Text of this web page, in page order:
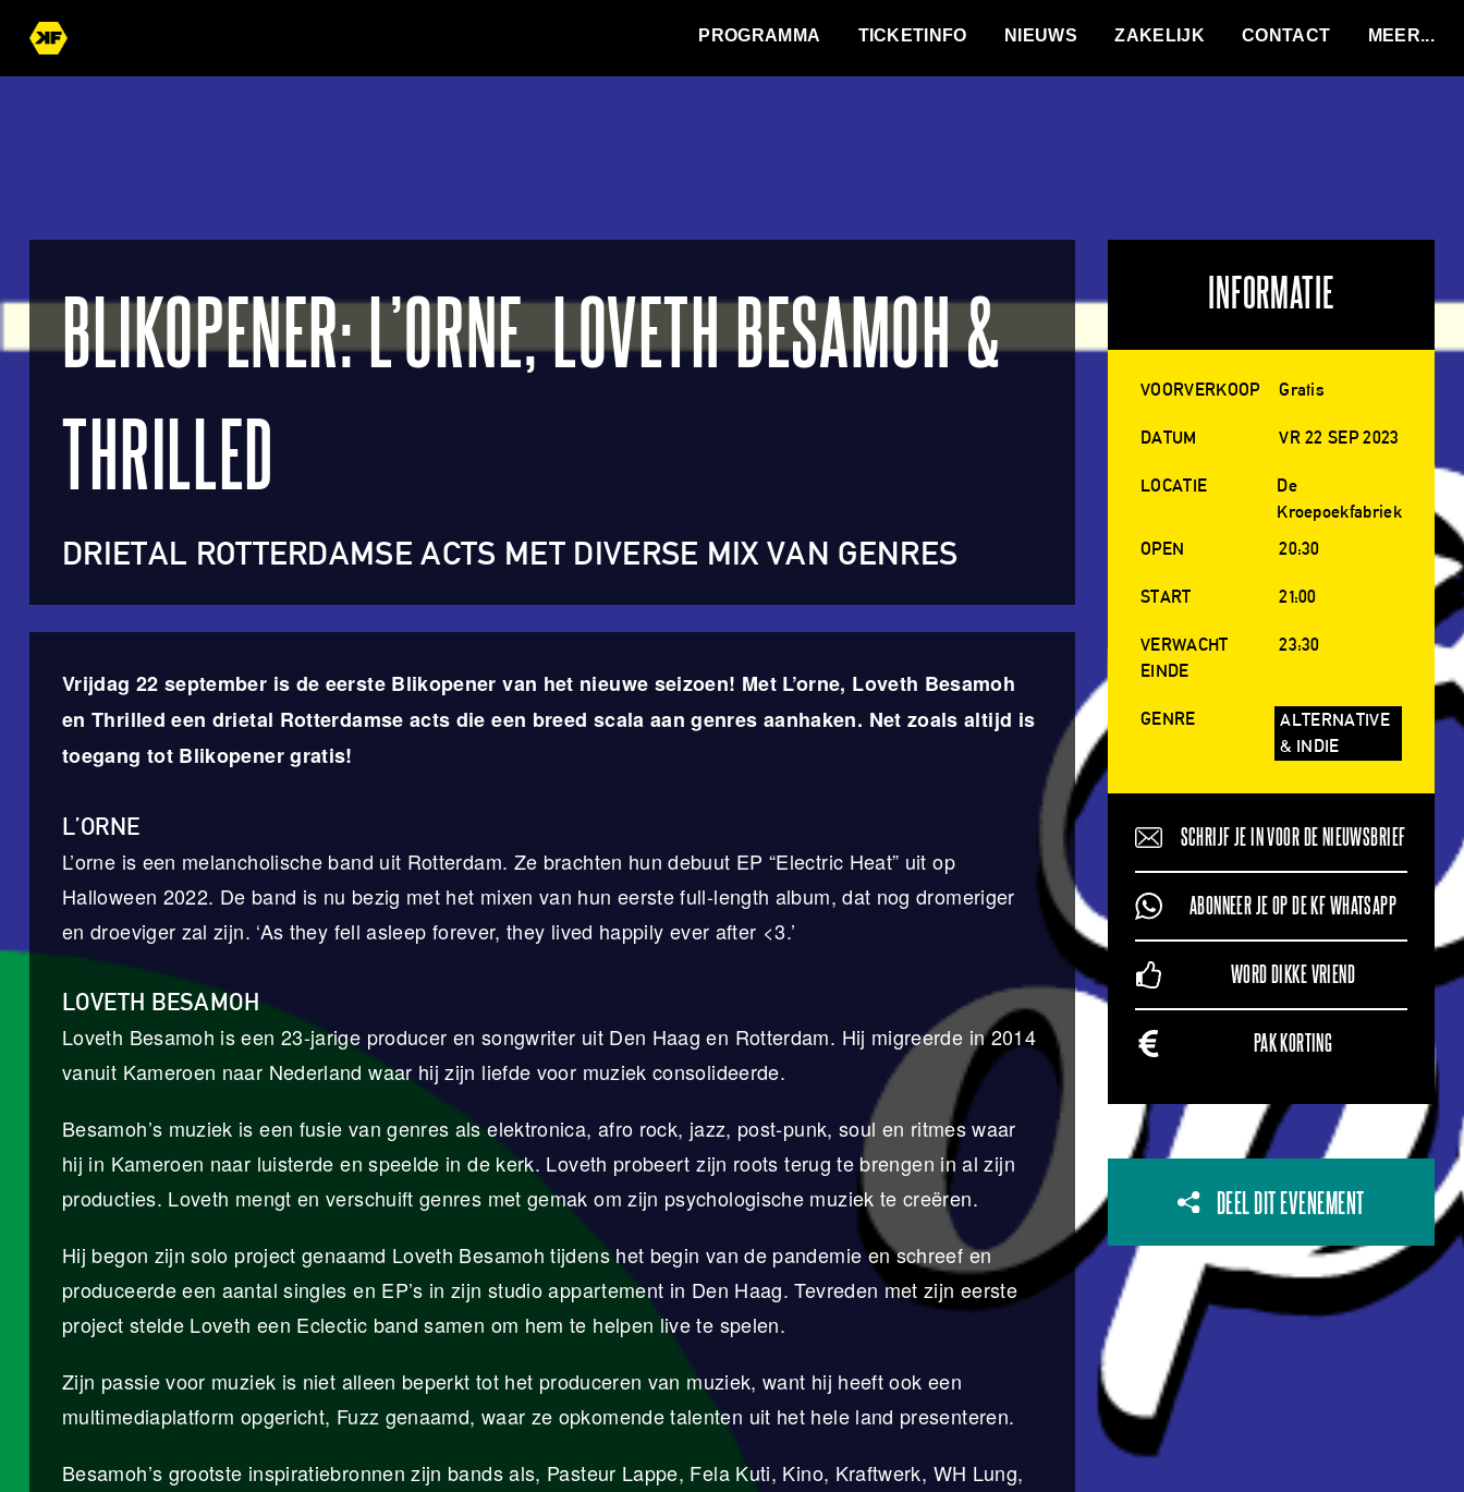
PROGRAMMA TICKETINFO NIEUWS ZAKELIJK CONTACT
BLIKOPENER: L’ORNE, LOVETH BESAMOH &
THRILLED
DRIETAL ROTTERDAMSE ACTS MET DIVERSE MIX VAN GENRES
Vrijdag 22 september is de eerste Blikopener van het nieuwe seizoen! Met L’orne, Loveth Besamoh
en Thrilled een drietal Rotterdamse acts die een breed scala aan genres aanhaken. Net zoals altijd is
toegang tot Blikopener gratis!
L’ORNE
L’orne is een melancholische band uit Rotterdam. Ze brachten hun debuut EP “Electric Heat” uit op
Halloween 2022. De band is nu bezig met het mixen van hun eerste full-length album, dat nog dromeriger
en droeviger zal zijn. ‘As they fell asleep forever, they lived happily ever after <3.’
LOVETH BESAMOH
Loveth Besamoh is een 23-jarige producer en songwriter uit Den Haag en Rotterdam. Hij migreerde in 2014
vanuit Kameroen naar Nederland waar hij zijn liefde voor muziek consolideerde.
Besamoh’s muziek is een fusie van genres als elektronica, afro rock, jazz, post-punk, soul en ritmes waar
hij in Kameroen naar luisterde en speelde in de kerk. Loveth probeert zijn roots terug te brengen in al zijn
producties. Loveth mengt en verschuift genres met gemak om zijn psychologische muziek te creëren.
Hij begon zijn solo project genaamd Loveth Besamoh tijdens het begin van de pandemie en schreef en
produceerde een aantal singles en EP’s in zijn studio appartement in Den Haag. Tevreden met zijn eerste
project stelde Loveth een Eclectic band samen om hem te helpen live te spelen.
Zijn passie voor muziek is niet alleen beperkt tot het produceren van muziek, want hij heeft ook een
multimediaplatform opgericht, Fuzz genaamd, waar ze opkomende talenten uit het hele land presenteren.
Besamoh’s grootste inspiratiebronnen zijn bands als, Pasteur Lappe, Fela Kuti, Kino, Kraftwerk, WH Lung,
INFORMATIE
VOORVERKOOP Gratis
DATUM VR 22 SEP 2023
LOCATIE
De
Kroepoekfabriek
OPEN
20:30
START 21:00
VERWACHT
EINDE
23:30
GENRE
ALTERNATIVE
& INDIE
SCHRIJF JE IN VOOR DE NIEUWSBRIEF
ABONNEER JE OP DE KF WHATSAPP
WORD DIKKE VRIEND
PAK KORTING
DEEL DIT EVENEMENT